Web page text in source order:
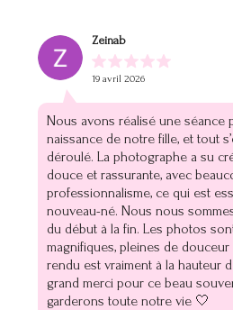
Zeinab
19 avril 2026
Nous avons réalisé une séance
naissance de notre fille, et tout
déroulé. La photographe a su
douce et rassurante, avec
professionnalisme, ce qui est
nouveau-né. Nous nous
du début à la fin. Les photos
magnifiques, pleines de douceur
rendu est vraiment à la hauteur
grand merci pour ce beau
garderons toute notre vie 🤍